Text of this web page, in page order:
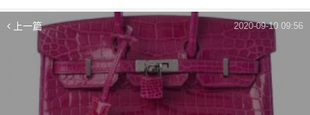
上一篇 2020-09-10 09:56